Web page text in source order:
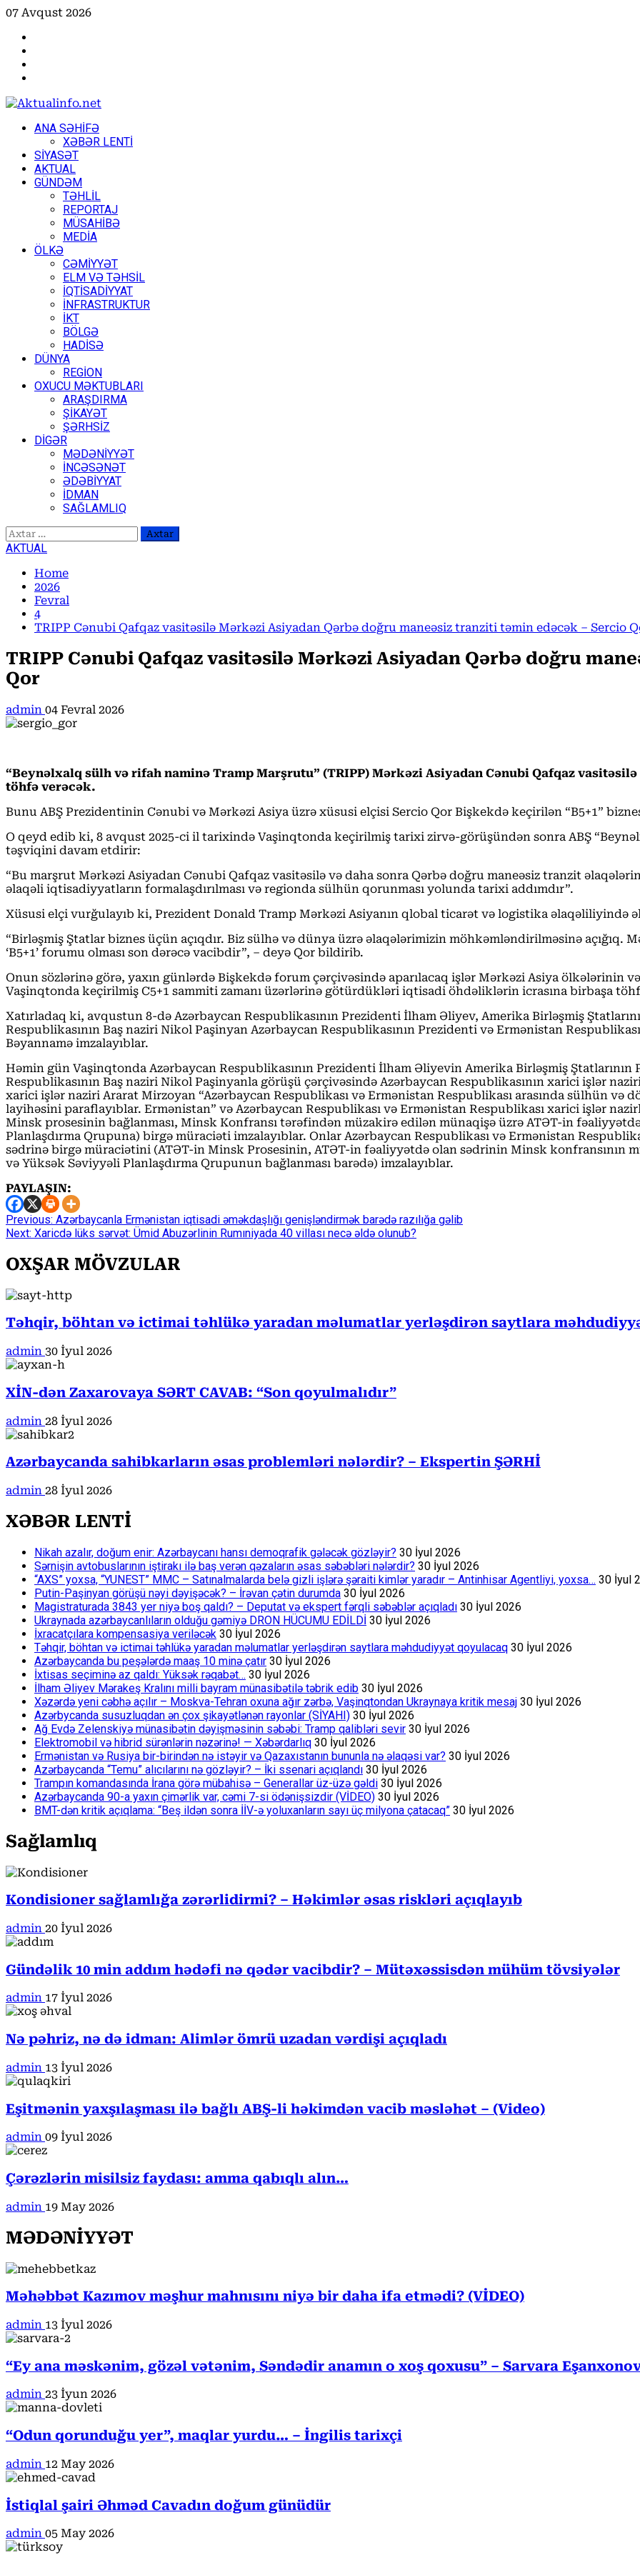
Skip
content
07 Avqust 2026
PrimaryANA SƏHİFƏ
XƏBƏR LENTİ
SİYASƏT
AKTUAL
GÜNDƏM
TƏHLİL
REPORTAJ
MÜSAHİBƏ
MEDİA
ÖLKƏ
CƏMİYYƏT
ELM VƏ TƏHSİL
İQTİSADİYYAT
İNFRASTRUKTUR
İKT
BÖLGƏ
HADİSƏ
DÜNYA
REGİON
OXUCU MƏKTUBLARI
ARAŞDIRMA
ŞİKAYƏT
ŞƏRHSİZ
DİGƏR
MƏDƏNİYYƏT
İNCƏSƏNƏT
ƏDƏBİYYAT
İDMAN
SAĞLAMLIQ
Axtarış:
AKTUAL
Home
2026
Fevral
4
TRIPP Cənubi Qafqaz vasitəsilə Mərkəzi Asiyadan Qərbə doğru maneəsiz tranziti təmin edəcək – Sercio
TRIPP Cənubi Qafqaz vasitəsilə Mərkəzi Asiyadan Qərbə doğru
Qor
admin 04 Fevral 2026
“Beynəlxalq sülh və rifah naminə Tramp Marşrutu” (TRIPP) Mərkəzi Asiyadan Cənubi Qafqaz
töhfə verəcək.
Bunu ABŞ Prezidentinin Cənubi və Mərkəzi Asiya üzrə xüsusi elçisi Sercio Qor Bişkekdə keçirilən “B5+1”
O qeyd edib ki, 8 avqust 2025-ci il tarixində Vaşinqtonda keçirilmiş tarixi zirvə-görüşündən sonra ABŞ
təşviqini davam etdirir:
“Bu marşrut Mərkəzi Asiyadan Cənubi Qafqaz vasitəsilə və daha sonra Qərbə doğru maneəsiz tranzit
əlaqəli iqtisadiyyatların formalaşdırılması və regionda sülhün qorunması yolunda tarixi addımdır”.
Xüsusi elçi vurğulayıb ki, Prezident Donald Tramp Mərkəzi Asiyanın qlobal ticarət və logistika əlaqəliliyində
“Birləşmiş Ştatlar biznes üçün açıqdır. Biz sülhə və dünya üzrə əlaqələrimizin möhkəmləndirilməsinə açığıq.
‘B5+1’ forumu olması son dərəcə vacibdir”, – deyə Qor bildirib.
Onun sözlərinə görə, yaxın günlərdə Bişkekdə forum çərçivəsində aparılacaq işlər Mərkəzi Asiya ölkələrinin
Vaşinqtonda keçirilmiş C5+1 sammiti zamanı üzərlərinə götürdükləri iqtisadi öhdəliklərin icrasına birbaşa
Xatırladaq ki, avqustun 8-də Azərbaycan Respublikasının Prezidenti İlham Əliyev, Amerika Birləşmiş
Respublikasının Baş naziri Nikol Paşinyan Azərbaycan Respublikasının Prezidenti və Ermənistan
Bəyannamə imzalayıblar.
Həmin gün Vaşinqtonda Azərbaycan Respublikasının Prezidenti İlham Əliyevin Amerika Birləşmiş
Respublikasının Baş naziri Nikol Paşinyanla görüşü çərçivəsində Azərbaycan Respublikasının xarici işlər
xarici işlər naziri Ararat Mirzoyan “Azərbaycan Respublikası və Ermənistan Respublikası arasında sülhün və
layihəsini paraflayıblar. Ermənistan” və Azərbaycan Respublikası və Ermənistan Respublikası xarici işlər
Minsk prosesinin bağlanması, Minsk Konfransı tərəfindən müzakirə edilən münaqişə üzrə ATƏT-in
Planlaşdırma Qrupuna) birgə müraciəti imzalayıblar. Onlar Azərbaycan Respublikası və Ermənistan
sədrinə birgə müraciətini (ATƏT-in Minsk Prosesinin, ATƏT-in fəaliyyətdə olan sədrinin Minsk konfransının
və Yüksək Səviyyəli Planlaşdırma Qrupunun bağlanması barədə) imzalayıblar.
PAYLAŞIN:
Continue
Reading
Previous: Azərbaycanla Ermənistan iqtisadi əməkdaşlığı genişləndirmək barədə razılığa gəlib
Next: Xaricdə lüks sərvət: Ümid Abuzərlinin Rumıniyada 40 villası necə əldə olunub?
OXŞAR MÖVZULAR
Təhqir, böhtan və ictimai təhlükə yaradan məlumatlar yerləşdirən saytlara
admin 30 İyul 2026
XİN-dən Zaxarovaya SƏRT CAVAB: “Son qoyulmalıdır”
admin 28 İyul 2026
Azərbaycanda sahibkarların əsas problemləri nələrdir? – Ekspertin ŞƏRHİ
admin 28 İyul 2026
XƏBƏR LENTİ
Nikah azalır, doğum enir: Azərbaycanı hansı demoqrafik gələcək gözləyir? 30 İyul 2026
Sərnişin avtobuslarının iştirakı ilə baş verən qəzaların əsas səbəbləri nələrdir? 30 İyul 2026
“AXS” yoxsa, “YUNEST” MMC – Satınalmalarda belə gizli işlərə şəraiti kimlər yaradır – Antinhisar Agentliyi, yoxsa… 30 İyul
Putin-Paşinyan görüşü nəyi dəyişəcək? – İrəvan çətin durumda 30 İyul 2026
Magistraturada 3843 yer niyə boş qaldı? – Deputat və ekspert fərqli səbəblər açıqladı 30 İyul 2026
Ukraynada azərbaycanlıların olduğu gəmiyə DRON HÜCUMU EDİLDİ 30 İyul 2026
İxracatçılara kompensasiya veriləcək 30 İyul 2026
Təhqir, böhtan və ictimai təhlükə yaradan məlumatlar yerləşdirən saytlara məhdudiyyət qoyulacaq 30 İyul 2026
Azərbaycanda bu peşələrdə maaş 10 minə çatır 30 İyul 2026
İxtisas seçiminə az qaldı: Yüksək rəqabət… 30 İyul 2026
İlham Əliyev Mərakeş Kralını milli bayram münasibətilə təbrik edib 30 İyul 2026
Xəzərdə yeni cəbhə açılır – Moskva-Tehran oxuna ağır zərbə, Vaşinqtondan Ukraynaya kritik mesaj 30 İyul 2026
Azərbycanda susuzluqdan ən çox şikayətlənən rayonlar (SİYAHI) 30 İyul 2026
Ağ Evdə Zelenskiyə münasibətin dəyişməsinin səbəbi: Tramp qalibləri sevir 30 İyul 2026
Elektromobil və hibrid sürənlərin nəzərinə! — Xəbərdarlıq 30 İyul 2026
Ermənistan və Rusiya bir-birindən nə istəyir və Qazaxıstanın bununla nə əlaqəsi var? 30 İyul 2026
Azərbaycanda “Temu” alıcılarını nə gözləyir? – İki ssenari açıqlandı 30 İyul 2026
Trampın komandasında İrana görə mübahisə – Generallar üz-üzə gəldi 30 İyul 2026
Azərbaycanda 90-a yaxın çimərlik var, cəmi 7-si ödənişsizdir (VİDEO) 30 İyul 2026
BMT-dən kritik açıqlama: “Beş ildən sonra İİV-ə yoluxanların sayı üç milyona çatacaq” 30 İyul 2026
Sağlamlıq
Kondisioner sağlamlığa zərərlidirmi? – Həkimlər əsas riskləri açıqlayıb
admin 20 İyul 2026
Gündəlik 10 min addım hədəfi nə qədər vacibdir? – Mütəxəssisdən mühüm tövsiyələr
admin 17 İyul 2026
Nə pəhriz, nə də idman: Alimlər ömrü uzadan vərdişi açıqladı
admin 13 İyul 2026
Eşitmənin yaxşılaşması ilə bağlı ABŞ-li həkimdən vacib məsləhət – (Video)
admin 09 İyul 2026
Çərəzlərin misilsiz faydası: amma qabıqlı alın…
admin 19 May 2026
MƏDƏNİYYƏT
Məhəbbət Kazımov məşhur mahnısını niyə bir daha ifa etmədi? (VİDEO)
admin 13 İyul 2026
“Ey ana məskənim, gözəl vətənim, Səndədir anamın o xoş qoxusu” – Sarvara
admin 23 İyun 2026
“Odun qorunduğu yer”, maqlar yurdu… – İngilis tarixçi
admin 12 May 2026
İstiqlal şairi Əhməd Cavadın doğum günüdür
admin 05 May 2026